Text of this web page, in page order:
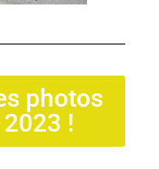
photos
!